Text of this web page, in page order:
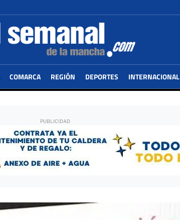
COMARCA REGIÓN DEPORTES INTERNACIONAL